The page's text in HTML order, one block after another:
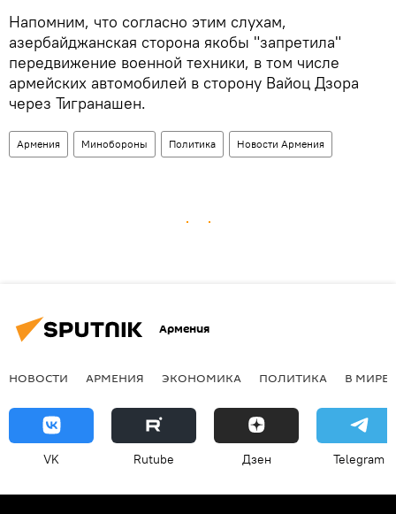
Напомним, что согласно этим слухам,
азербайджанская сторона якобы "запретила"
передвижение военной техники, в том числе
армейских автомобилей в сторону Вайоц Дзора
через Тигранашен.
Армения Минобороны Политика Новости Армения
Армения
НОВОСТИ АРМЕНИЯ ЭКОНОМИКА ПОЛИТИКА В МИРЕ
VK Rutube Дзен Telegram